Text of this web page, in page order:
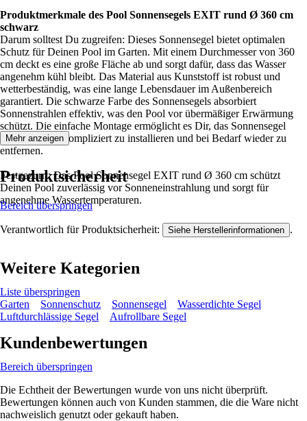
Produktmerkmale des Pool Sonnensegels EXIT rund Ø 360 cm
schwarz
Darum solltest Du zugreifen: Dieses Sonnensegel bietet optimalen
Schutz für Deinen Pool im Garten. Mit einem Durchmesser von 360
cm deckt es eine große Fläche ab und sorgt dafür, dass das Wasser
angenehm kühl bleibt. Das Material aus Kunststoff ist robust und
wetterbeständig, was eine lange Lebensdauer im Außenbereich
garantiert. Die schwarze Farbe des Sonnensegels absorbiert
Sonnenstrahlen effektiv, was den Pool vor übermäßiger Erwärmung
schützt. Die einfache Montage ermöglicht es Dir, das Sonnensegel
schnell und unkompliziert zu installieren und bei Bedarf wieder zu
entfernen.
Festgezurrt: Das Pool Sonnensegel EXIT rund Ø 360 cm schützt
Deinen Pool zuverlässig vor Sonneneinstrahlung und sorgt für
angenehme Wassertemperaturen.
Mehr anzeigen
Produktsicherheit
Bereich überspringen
Verantwortlich für Produktsicherheit: Siehe Herstellerinformationen .
Weitere Kategorien
Liste überspringen
Garten
Sonnenschutz Sonnensegel
Wasserdichte Segel
Luftdurchlässige Segel
Aufrollbare Segel
Kundenbewertungen
Bereich überspringen
Die Echtheit der Bewertungen wurde von uns nicht überprüft.
Bewertungen können auch von Kunden stammen, die die Ware nicht
nachweislich genutzt oder gekauft haben.